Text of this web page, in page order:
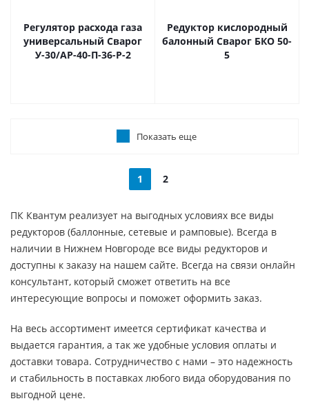
Регулятор расхода газа
универсальный Сварог
У-30/АР-40-П-36-Р-2
Редуктор кислородный
балонный Сварог БКО 50-
5
Показать еще
1 2
ПК Квантум реализует на выгодных условиях все виды
редукторов (баллонные, сетевые и рамповые). Всегда в
наличии в Нижнем Новгороде все виды редукторов и
доступны к заказу на нашем сайте. Всегда на связи онлайн
консультант, который сможет ответить на все
интересующие вопросы и поможет оформить заказ.
На весь ассортимент имеется сертификат качества и
выдается гарантия, а так же удобные условия оплаты и
доставки товара. Сотрудничество с нами – это надежность
и стабильность в поставках любого вида оборудования по
выгодной цене.